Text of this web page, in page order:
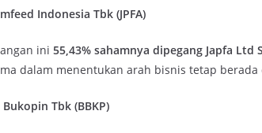
Indonesia Tbk (JPFA)
ini 55,43% sahamnya dipegang Japfa Ltd
dalam menentukan arah bisnis tetap berada
Bukopin Tbk (BBKP)